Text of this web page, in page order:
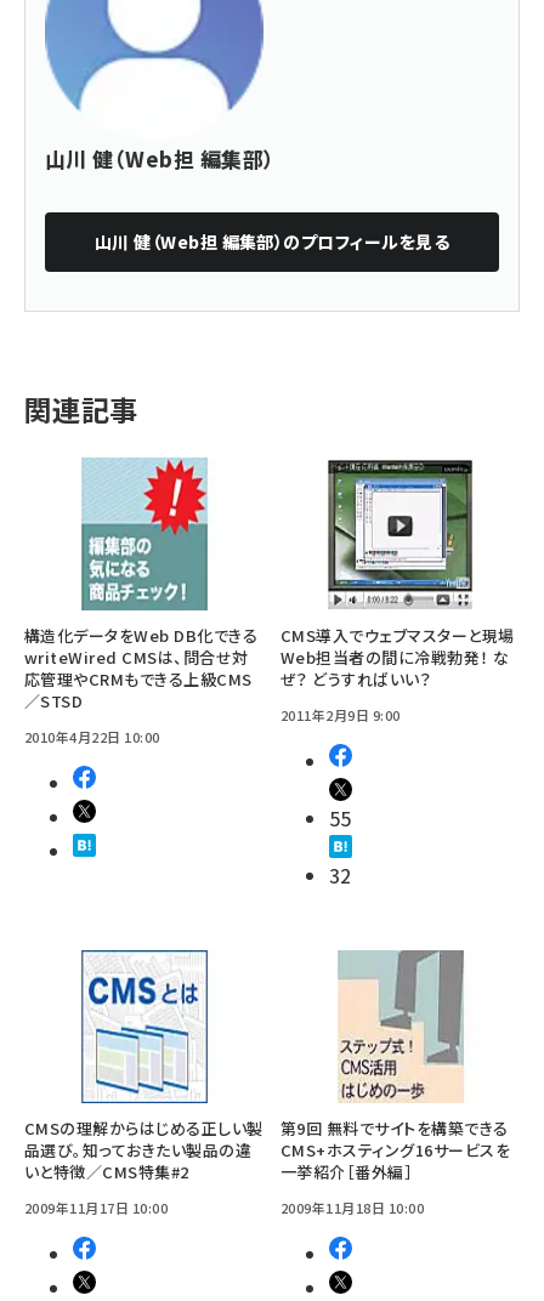
山川 健（Web担 編集部）
山川 健（Web担 編集部） のプロフィールを見る
関連記事
構造化データをWeb DB化できる
writeWired CMSは、問合せ対
応管理やCRMもできる上級CMS
／STSD
2010年4月22日 10:00
CMS導入でウェブマスターと現場
Web担当者の間に冷戦勃発！ な
ぜ？ どうすればいい？
2011年2月9日 9:00
55
32
CMSの理解からはじめる正しい製
品選び。知っておきたい製品の違
いと特徴／CMS特集#2
2009年11月17日 10:00
第9回 無料でサイトを構築できる
CMS+ホスティング16サービスを
一挙紹介［番外編］
2009年11月18日 10:00